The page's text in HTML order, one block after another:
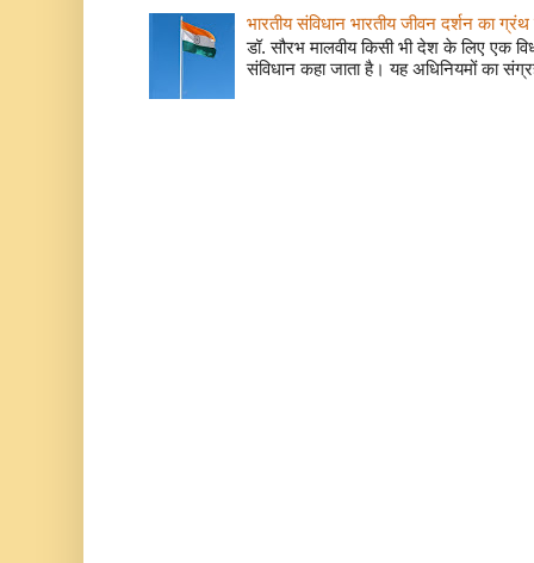
भारतीय संविधान भारतीय जीवन दर्शन का ग्रंथ
डॉ. सौरभ मालवीय किसी भी देश के लिए एक
संविधान कहा जाता है। यह अधिनियमों का